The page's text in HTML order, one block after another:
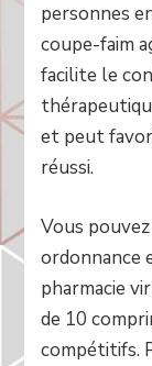
personnes
coupe-faim
facilite le
et peut
réussi.
Vous
ordonnance
pharmacie
de 10
compétitifs.